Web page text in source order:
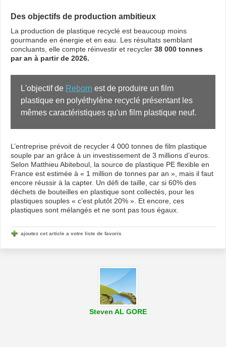
Des objectifs de production ambitieux
La production de plastique recyclé est beaucoup moins
gourmande en énergie et en eau. Les résultats semblant
concluants, elle compte réinvestir et recycler 38 000 tonnes
par an à partir de 2026.
L'objectif de Reborn est de produire un film
plastique en polyéthylène recyclé présentant les
mêmes caractéristiques qu'un film plastique neuf.
L’entreprise prévoit de recycler 4 000 tonnes de film plastique
souple par an grâce à un investissement de 3 millions d’euros.
Selon Matthieu Abiteboul, la source de plastique PE flexible en
France est estimée à « 1 million de tonnes par an », mais il faut
encore réussir à la capter. Un défi de taille, car si 60% des
déchets de bouteilles en plastique sont collectés, pour les
plastiques souples « c’est plutôt 20% ». Et encore, ces
plastiques sont mélangés et ne sont pas tous égaux.
ajoutez cet article a votre liste de favoris
Steven AL GORE